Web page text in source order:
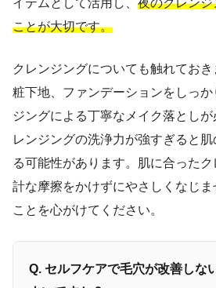
ことが大切です。
クレンジングについても触れてお
粧下地、ファンデーションをしっ
ジングによる丁寧なメイク落とし
レンジングの洗浄力が強すぎると
る可能性があります。肌に合った
計な摩擦をかけずにやさしくなじ
ことを心がけてください。
Q. セルフケアで毛穴が改善しな